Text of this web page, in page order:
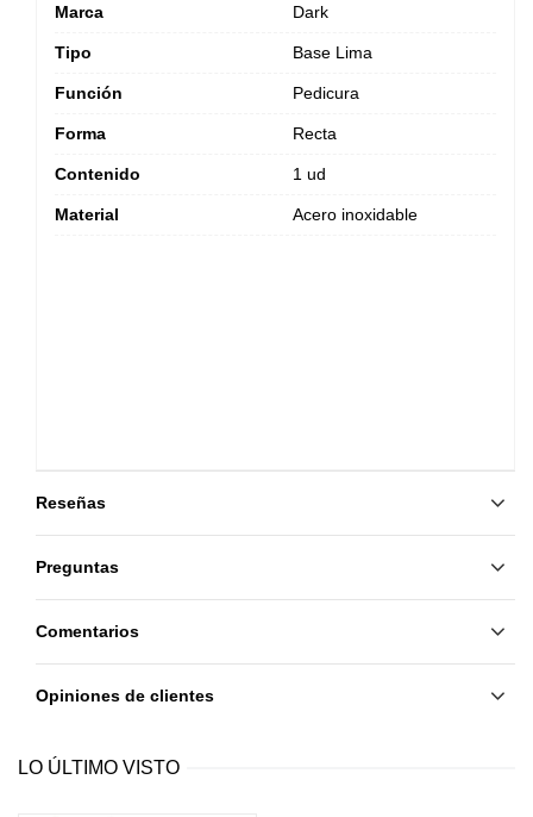
Marca Dark
Tipo Base Lima
Función Pedicura
Forma Recta
Contenido 1 ud
Material Acero inoxidable
Reseñas
Preguntas
Comentarios
Opiniones de clientes
LO ÚLTIMO VISTO